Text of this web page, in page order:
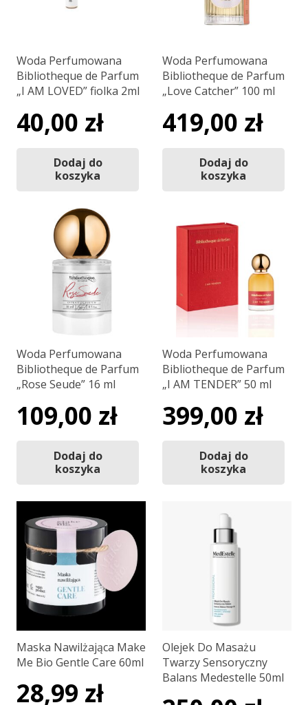
Woda Perfumowana
Bibliotheque de Parfum
„I AM LOVED” fiolka 2ml
40,00 zł
Dodaj do
koszyka
Woda Perfumowana
Bibliotheque de Parfum
„Love Catcher” 100 ml
419,00 zł
Dodaj do
koszyka
Woda Perfumowana
Bibliotheque de Parfum
„Rose Seude” 16 ml
109,00 zł
Dodaj do
koszyka
Woda Perfumowana
Bibliotheque de Parfum
„I AM TENDER” 50 ml
399,00 zł
Dodaj do
koszyka
Maska Nawilżająca Make
Me Bio Gentle Care 60ml
28,99 zł
Olejek Do Masażu
Twarzy Sensoryczny
Balans Medestelle 50ml